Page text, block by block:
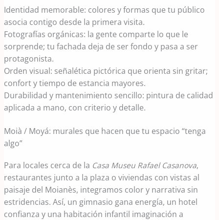
Identidad memorable: colores y formas que tu público
asocia contigo desde la primera visita.
Fotografías orgánicas: la gente comparte lo que le
sorprende; tu fachada deja de ser fondo y pasa a ser
protagonista.
Orden visual: señalética pictórica que orienta sin gritar;
confort y tiempo de estancia mayores.
Durabilidad y mantenimiento sencillo: pintura de calidad
aplicada a mano, con criterio y detalle.
Moià / Moyá: murales que hacen que tu espacio “tenga
algo”
Para locales cerca de la Casa Museu Rafael Casanova,
restaurantes junto a la plaza o viviendas con vistas al
paisaje del Moianès, integramos color y narrativa sin
estridencias. Así, un gimnasio gana energía, un hotel
confianza y una habitación infantil imaginación a